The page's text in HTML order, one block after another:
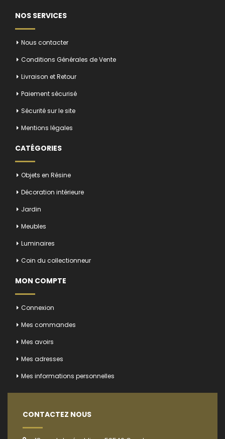
NOS SERVICES
Nous contacter
Conditions Générales de Vente
Livraison et Retour
Paiement sécurisé
Sécurité sur le site
Mentions légales
CATÉGORIES
Objets en Résine
Décoration intérieure
Jardin
Meubles
Luminaires
Coin du collectionneur
MON COMPTE
Connexion
Mes commandes
Mes avoirs
Mes adresses
Mes informations personnelles
CONTACTEZ NOUS